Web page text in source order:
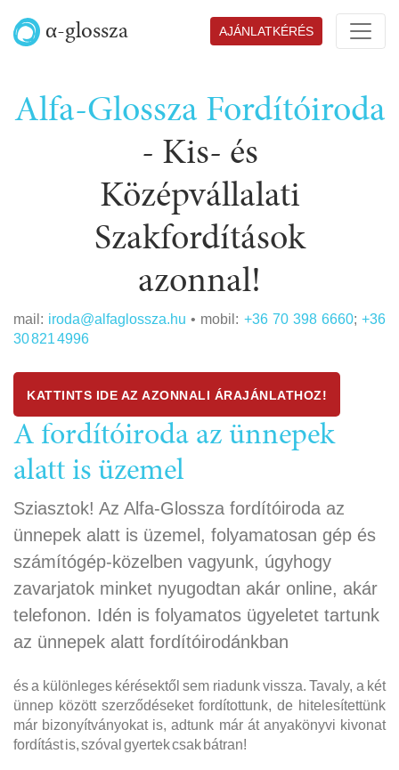
α-glossza AJÁNLATKÉRÉS
Alfa-Glossza Fordítóiroda
- Kis- és
Középvállalati
Szakfordítások
azonnal!
mail: iroda@alfaglossza.hu • mobil: +36 70 398 6660; +36
30 821 4996
KATTINTS IDE AZ AZONNALI ÁRAJÁNLATHOZ!
A fordítóiroda az ünnepek
alatt is üzemel
Sziasztok! Az Alfa-Glossza fordítóiroda az
ünnepek alatt is üzemel, folyamatosan gép és
számítógép-közelben vagyunk, úgyhogy
zavarjatok minket nyugodtan akár online, akár
telefonon. Idén is folyamatos ügyeletet tartunk
az ünnepek alatt fordítóirodánkban
és a különleges kérésektől sem riadunk vissza. Tavaly, a két
ünnep között szerződéseket fordítottunk, de hitelesítettünk
már bizonyítványokat is, adtunk már át anyakönyvi kivonat
fordítást is, szóval gyertek csak bátran!